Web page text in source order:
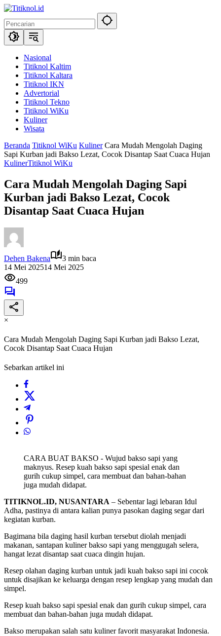
Langsung
konten
Nasional
Titiknol Kaltim
Titiknol Kaltara
Titiknol IKN
Advertorial
Titiknol Tekno
Titiknol WiKu
Kuliner
Wisata
Beranda Titiknol WiKu Kuliner Cara Mudah Mengolah Daging
Sapi Kurban jadi Bakso Lezat, Cocok Disantap Saat Cuaca Hujan
KulinerTitiknol WiKu
Cara Mudah Mengolah Daging Sapi
Kurban jadi Bakso Lezat, Cocok
Disantap Saat Cuaca Hujan
Dehen Bakena
3 min baca
14 Mei 202514 Mei 2025
499
×
Cara Mudah Mengolah Daging Sapi Kurban jadi Bakso Lezat,
Cocok Disantap Saat Cuaca Hujan
Sebarkan artikel ini
CARA BUAT BAKSO - Wujud bakso sapi yang
maknyus. Resep kuah bakso sapi spesial enak dan
gurih cukup simpel, cara membuat dan bahan-bahan
juga mudah didapat.
TITIKNOL.ID, NUSANTARA – Sebentar lagi lebaran Idul
Adha, pastinya di antara kalian punya pasokan daging segar dari
kegiatan kurban.
Bagimana bila daging hasil kurban tersebut diolah menjadi
makanan, santapan kuliner bakso sapi yang menggugah selera,
hangat lezat disantap saat cuaca dingin hujan.
Resep olahan daging kurban untuk jadi kuah bakso sapi ini cocok
untuk disajikan ke keluarga dengan resep lengkap yang mudah dan
simpel.
Resep kuah bakso sapi spesial enak dan gurih cukup simpel, cara
membuat dan bahan-bahan juga mudah didapat.
Bakso merupakan salah satu kuliner favorit masyarakat Indonesia.